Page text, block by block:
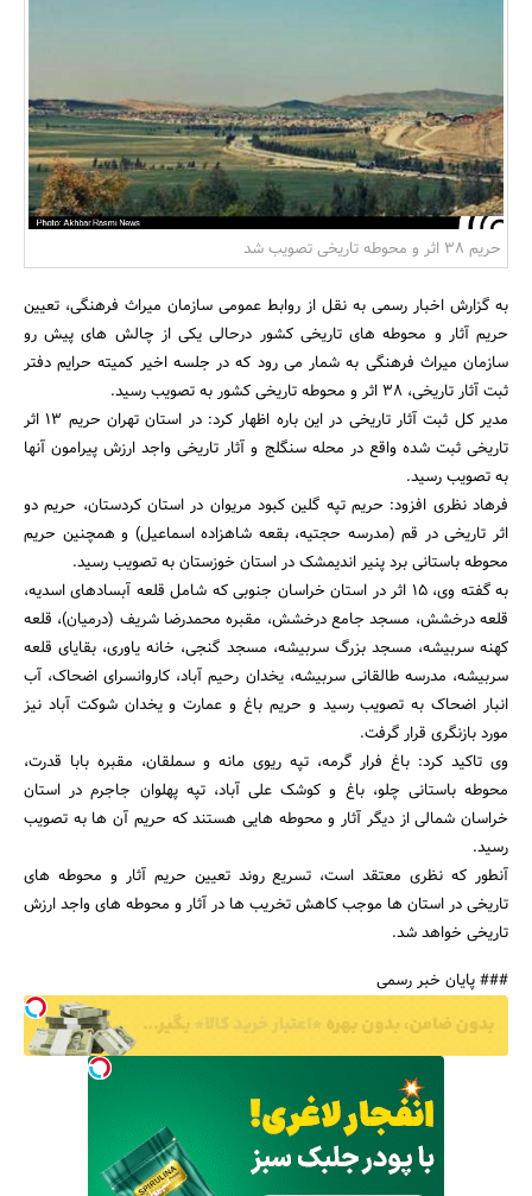
جستجو
حریم 38 اثر و محوطه تاریخی تصویب شد
به گزارش اخبار رسمی به نقل از روابط عمومی سازمان میراث فرهنگی، تعیین
حریم آثار و محوطه های تاریخی کشور درحالی یکی از چالش های پیش رو
سازمان میراث فرهنگی به شمار می رود که در جلسه اخیر کمیته حرایم دفتر
ثبت آثار تاریخی، 38 اثر و محوطه تاریخی کشور به تصویب رسید.
مدیر کل ثبت آثار تاریخی در این باره اظهار کرد: در استان تهران حریم 13 اثر
تاریخی ثبت شده واقع در محله سنگلج و آثار تاریخی واجد ارزش پیرامون آنها
به تصویب رسید.
فرهاد نظری افزود: حریم تپه گلین کبود مریوان در استان کردستان، حریم دو
اثر تاریخی در قم (مدرسه حجتیه، بقعه شاهزاده اسماعیل) و همچنین حریم
محوطه باستانی برد پنیر اندیمشک در استان خوزستان به تصویب رسید.
به گفته وی، 15 اثر در استان خراسان جنوبی که شامل قلعه آبسادهای اسدیه،
قلعه درخشش، مسجد جامع درخشش، مقبره محمدرضا شریف (درمیان)، قلعه
کهنه سربیشه، مسجد بزرگ سربیشه، مسجد گنجی، خانه یاوری، بقایای قلعه
سربیشه، مدرسه طالقانی سربیشه، یخدان رحیم آباد، کاروانسرای اضحاک، آب
انبار اضحاک به تصویب رسید و حریم باغ و عمارت و یخدان شوکت آباد نیز
مورد بازنگری قرار گرفت.
وی تاکید کرد: باغ فرار گرمه، تپه ریوی مانه و سملقان، مقبره بابا قدرت،
محوطه باستانی چلو، باغ و کوشک علی آباد، تپه پهلوان جاجرم در استان
خراسان شمالی از دیگر آثار و محوطه هایی هستند که حریم آن ها به تصویب
رسید.
آنطور که نظری معتقد است، تسریع روند تعیین حریم آثار و محوطه های
تاریخی در استان ها موجب کاهش تخریب ها در آثار و محوطه های واجد ارزش
تاریخی خواهد شد.
### پایان خبر رسمی